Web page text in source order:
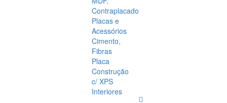
Contraplacado
Placas e
Acessórios
Cimento,
Fibras
Placa
Construção
c/ XPS
Interiores